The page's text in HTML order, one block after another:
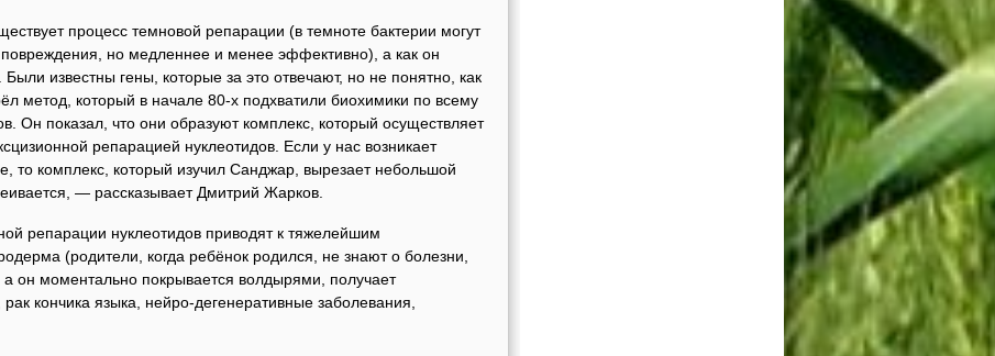
процесс темновой репарации (в темноте бактерии могут
но медленнее и менее эффективно), а как он
известны гены, которые за это отвечают, но не понятно, как
метод, который в начале 80-х подхватили биохимики по всему
Он показал, что они образуют комплекс, который осуществляет
репарацией нуклеотидов. Если у нас возникает
то комплекс, который изучил Санджар, вырезает небольшой
— рассказывает Дмитрий Жарков.
репарации нуклеотидов приводят к тяжелейшим
(родители, когда ребёнок родился, не знают о болезни,
он моментально покрывается волдырями, получает
кончика языка, нейро-дегенеративные заболевания,